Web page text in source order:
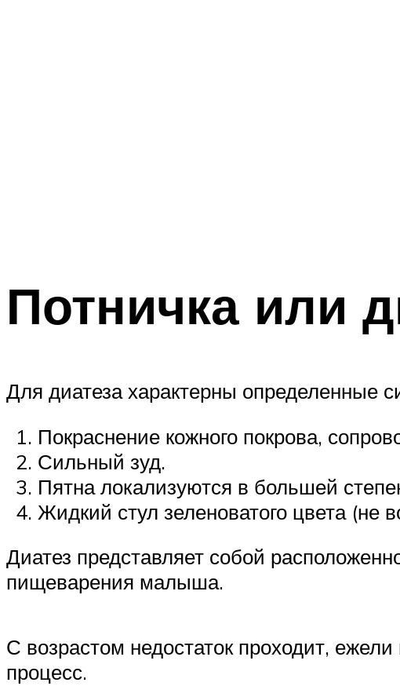
Потничка или
Для диатеза характерны определенные
Покраснение кожного покрова,
Сильный зуд.
Пятна локализуются в большей
Жидкий стул зеленоватого цвета (не
Диатез представляет собой
пищеварения малыша.
С возрастом недостаток проходит,
процесс.